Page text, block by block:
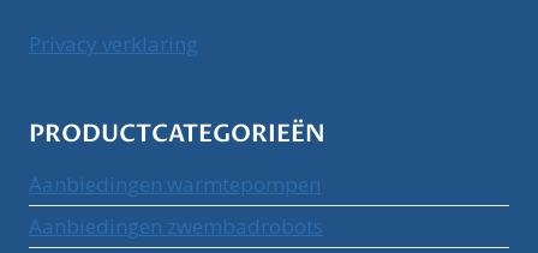
Privacy verklaring
PRODUCTCATEGORIEËN
Aanbiedingen warmtepompen
Aanbiedingen zwembadrobots